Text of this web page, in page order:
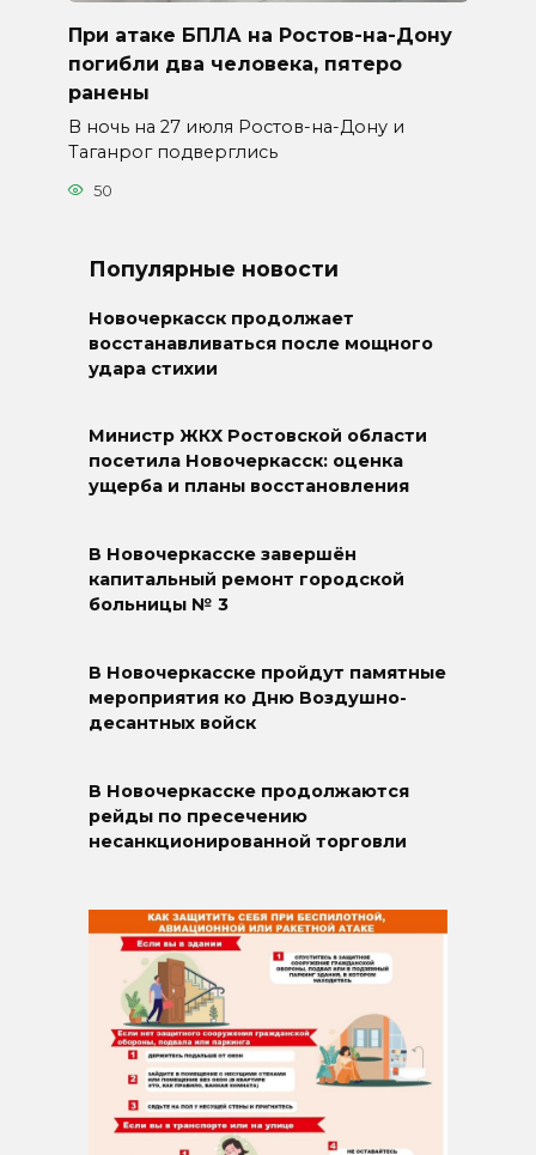
При атаке БПЛА на Ростов-на-Дону
погибли два человека, пятеро
ранены
В ночь на 27 июля Ростов-на-Дону и
Таганрог подверглись
50
Популярные новости
Новочеркасск продолжает
восстанавливаться после мощного
удара стихии
Министр ЖКХ Ростовской области
посетила Новочеркасск: оценка
ущерба и планы восстановления
В Новочеркасске завершён
капитальный ремонт городской
больницы № 3
В Новочеркасске пройдут памятные
мероприятия ко Дню Воздушно-
десантных войск
В Новочеркасске продолжаются
рейды по пресечению
несанкционированной торговли